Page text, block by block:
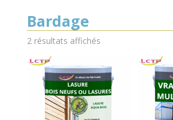
Bardage
2 résultats affichés